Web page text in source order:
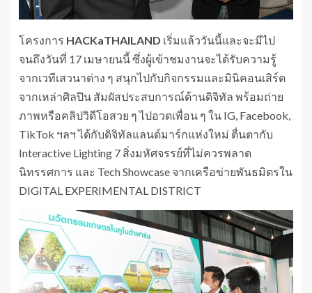
โครงการ HACKaTHAILAND เริ่มแล้ววันนี้และจะมีไป
จนถึงวันที่ 17 เมษายนนี้ ซึ่งผู้เข้าชมงานจะได้รับความรู้
จากเวทีเสวนาต่าง ๆ สนุกไปกับกิจกรรมและมินิคอนเสิร์ต
จากเหล่าศิลปิน สัมผัสประสบการณ์ด้านดิจิทัล พร้อมถ่าย
ภาพหรือคลิปวิดีโอสวย ๆ ไปอวดเพื่อน ๆ ใน IG, Facebook,
TikTok ฯลฯ ได้กับดิจิทัลแลนด์มาร์กแห่งใหม่ ตื่นตากับ
Interactive Lighting 7 สิ่งมหัศจรรย์ที่ไม่ควรพลาด
นิทรรศการ และ Tech Showcase จากเครือข่ายพันธมิตรใน
DIGITAL EXPERIMENTAL DISTRICT